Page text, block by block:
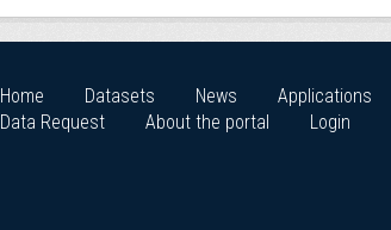
Home Datasets News Applications
Data Request
About the portal Login